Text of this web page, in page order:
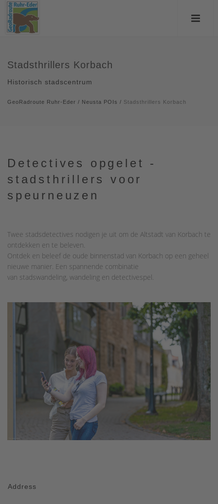
Stadsthrillers Korbach
Historisch stadscentrum
GeoRadroute Ruhr-Eder / Neusta POIs / Stadsthrillers Korbach
Detectives opgelet -
stadsthrillers voor
speurneuzen
Twee stadsdetectives nodigen je uit om de Altstadt van Korbach te
ontdekken en te beleven.
Ontdek en beleef de oude binnenstad van Korbach op een geheel
nieuwe manier. Een spannende combinatie
van stadswandeling, wandeling en detectivespel.
Address